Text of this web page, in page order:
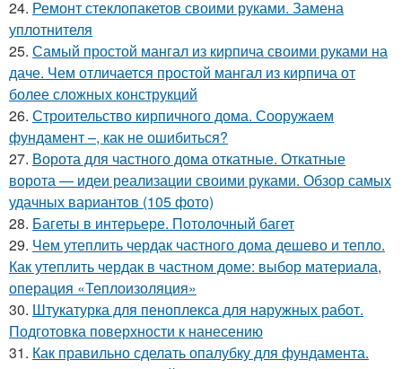
24. Ремонт стеклопакетов своими руками. Замена
уплотнителя
25. Самый простой мангал из кирпича своими руками на
даче. Чем отличается простой мангал из кирпича от
более сложных конструкций
26. Строительство кирпичного дома. Сооружаем
фундамент –, как не ошибиться?
27. Ворота для частного дома откатные. Откатные
ворота — идеи реализации своими руками. Обзор самых
удачных вариантов (105 фото)
28. Багеты в интерьере. Потолочный багет
29. Чем утеплить чердак частного дома дешево и тепло.
Как утеплить чердак в частном доме: выбор материала,
операция «Теплоизоляция»
30. Штукатурка для пеноплекса для наружных работ.
Подготовка поверхности к нанесению
31. Как правильно сделать опалубку для фундамента.